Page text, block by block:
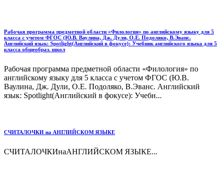
Рабочая программа предметной области «Филология» по английскому языку для 5
класса с учетом ФГОС (Ю.В. Ваулина, Дж. Дули, О.Е. Подоляко, В.Эванс.
Английский язык: Spotlight(Английский в фокусе): Учебник английского языка для 5
класса общеобраз. школ
Рабочая программа предметной области «Филология» по
английскому языку для 5 класса с учетом ФГОС (Ю.В.
Ваулина, Дж. Дули, О.Е. Подоляко, В.Эванс. Английский
язык: Spotlight(Английский в фокусе): Учебн...
СЧИТАЛОЧКИ на АНГЛИЙСКОМ ЯЗЫКЕ
СЧИТАЛОЧКИнаАНГЛИЙСКОМ ЯЗЫКЕ...